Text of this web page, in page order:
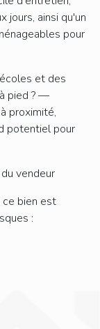
jours, ainsi qu'un
pour
et des
pied ? —
proximité,
potentiel pour
vendeur
ce bien est
: